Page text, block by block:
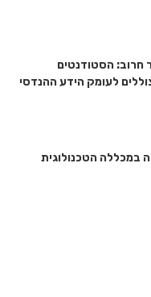
חרוב: הסטודנטים
לעומק הידע ההנדסי
במכללה הטכנולוגית